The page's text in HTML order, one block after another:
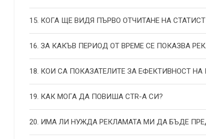
15. КОГА ЩЕ ВИДЯ ПЪРВО ОТЧИТАНЕ НА
16. ЗА КАКЪВ ПЕРИОД ОТ ВРЕМЕ СЕ ПОКАЗВА
18. КОИ СА ПОКАЗАТЕЛИТЕ ЗА ЕФЕКТИВНОСТ
19. КАК МОГА ДА ПОВИША СТR-А СИ?
20. ИМА ЛИ НУЖДА РЕКЛАМАТА МИ ДА БЪДЕ